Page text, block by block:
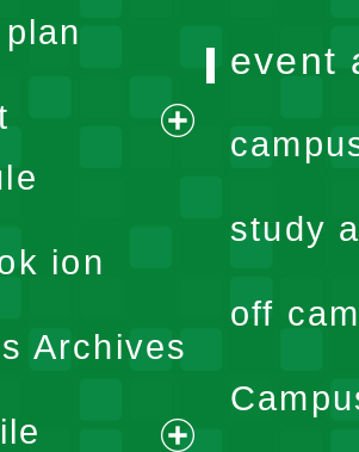
expand
menu
ion
Archives
event
study
off